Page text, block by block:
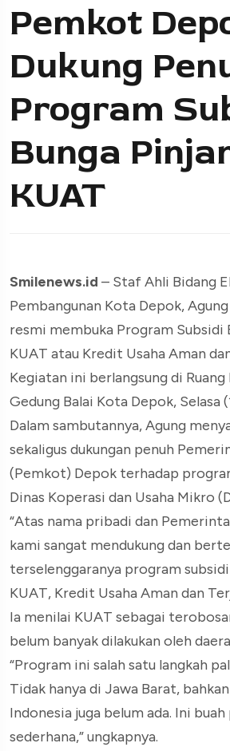
Pemkot
Dukung
Program
Bunga
KUAT
Smilenews.id – Staf Ahli Bidang
Pembangunan Kota Depok,
resmi membuka Program Subsidi
KUAT atau Kredit Usaha Aman
Kegiatan ini berlangsung di
Gedung Balai Kota Depok, Selasa
Dalam sambutannya, Agung
sekaligus dukungan penuh
(Pemkot) Depok terhadap
Dinas Koperasi dan Usaha Mikro
“Atas nama pribadi dan
kami sangat mendukung dan
terselenggaranya program
KUAT, Kredit Usaha Aman dan
Ia menilai KUAT sebagai
belum banyak dilakukan oleh
“Program ini salah satu langkah
Tidak hanya di Jawa Barat,
Indonesia juga belum ada. Ini
sederhana,” ungkapnya.